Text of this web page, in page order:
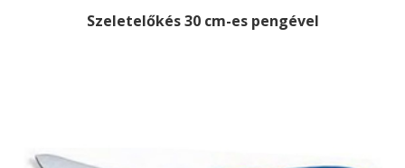
Szeletelőkés 30 cm-es pengével